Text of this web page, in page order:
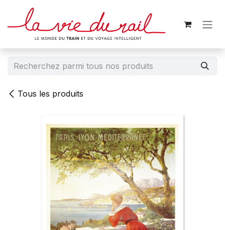
Se rendre au contenu
Tous les produits